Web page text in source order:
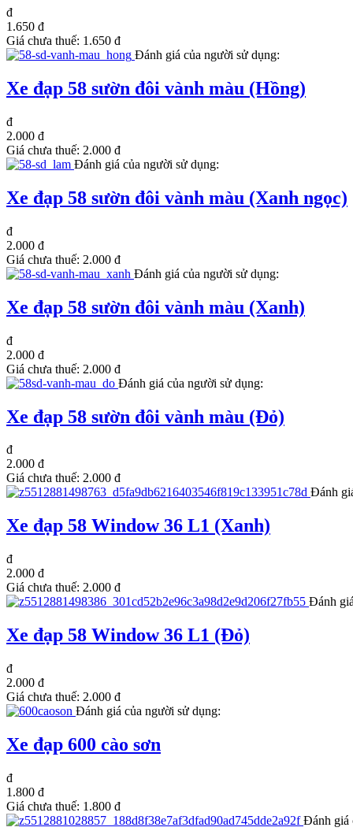
đ
1.650 đ
Giá chưa thuế: 1.650 đ
Đánh giá của người sử dụng:
Xe đạp 58 sườn đôi vành màu (Hồng)
đ
2.000 đ
Giá chưa thuế: 2.000 đ
Đánh giá của người sử dụng:
Xe đạp 58 sườn đôi vành màu (Xanh ngọc)
đ
2.000 đ
Giá chưa thuế: 2.000 đ
Đánh giá của người sử dụng:
Xe đạp 58 sườn đôi vành màu (Xanh)
đ
2.000 đ
Giá chưa thuế: 2.000 đ
Đánh giá của người sử dụng:
Xe đạp 58 sườn đôi vành màu (Đỏ)
đ
2.000 đ
Giá chưa thuế: 2.000 đ
Đánh
Xe đạp 58 Window 36 L1 (Xanh)
đ
2.000 đ
Giá chưa thuế: 2.000 đ
Đánh
Xe đạp 58 Window 36 L1 (Đỏ)
đ
2.000 đ
Giá chưa thuế: 2.000 đ
Đánh giá của người sử dụng:
Xe đạp 600 cào sơn
đ
1.800 đ
Giá chưa thuế: 1.800 đ
Đánh giá